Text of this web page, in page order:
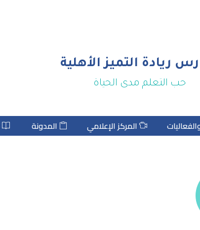
ريادة التميز الأهلية
حب التعلم مدى الحياة
المركز الإعلامي المدونة